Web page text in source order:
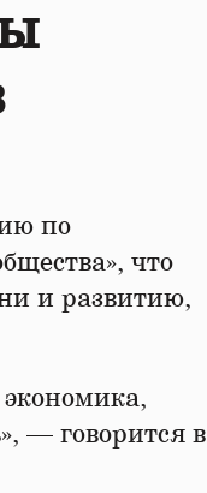
по
что
и развитию,
— говорится в